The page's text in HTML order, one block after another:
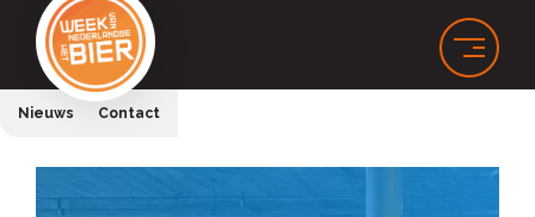
Nieuws Contact